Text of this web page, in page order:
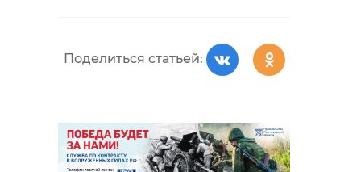
Поделиться статьей: